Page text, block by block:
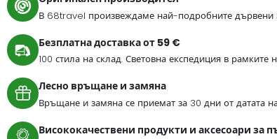
В 68travel произвеждаме най-подробните дървени
Безплатна доставка от 59 €
100 стила на склад. Световна експедиция в
Лесно връщане и замяна
Връщане и замяна се приемат за 30 дни от датата
Висококачествени продукти и аксесоари за